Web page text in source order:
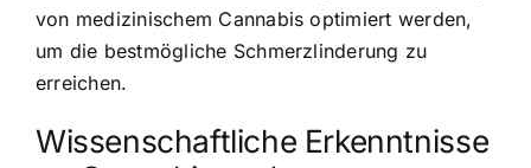
von medizinischem Cannabis optimiert werden,
um die bestmögliche Schmerzlinderung zu
erreichen.
Wissenschaftliche Erkenntnisse